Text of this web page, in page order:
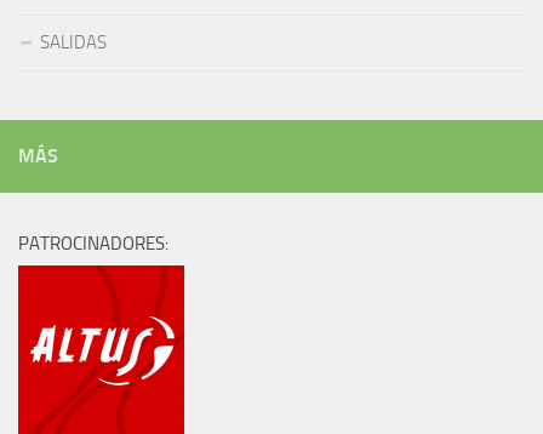
SALIDAS
MÁS
PATROCINADORES: